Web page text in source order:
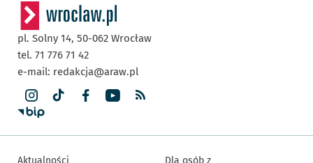
pl. Solny 14, 50-062 Wrocław
tel. 71 776 71 42
e-mail: redakcja@araw.pl